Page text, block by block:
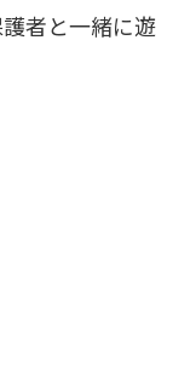
者と一緒に遊